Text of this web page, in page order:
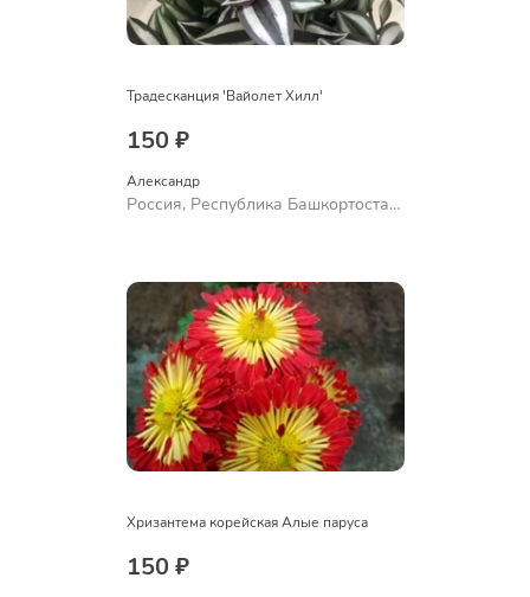
Традесканция 'Вайолет Хилл'
150 ₽
Александр
Россия, Республика Башкортостан,
Хризантема корейская Алые паруса
150 ₽